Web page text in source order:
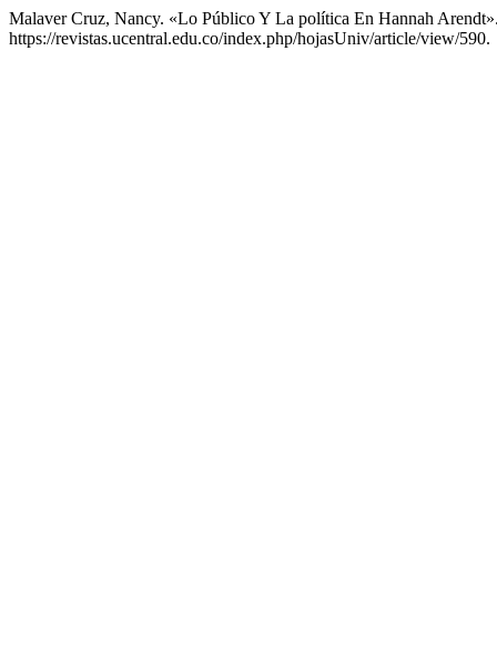
Malaver Cruz, Nancy. «Lo Público Y La política En Hannah
https://revistas.ucentral.edu.co/index.php/hojasUniv/article/view/590.